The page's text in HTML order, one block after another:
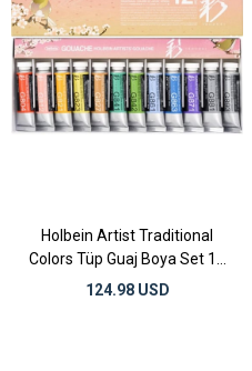
Holbein Artist Traditional
Colors Tüp Guaj Boya Set 15
ml x 12 Renk Spring
124.98 USD